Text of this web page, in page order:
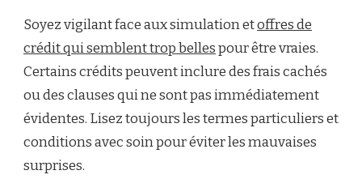
Soyez vigilant face aux simulation etoffres de
crédit qui semblent trop bellespour être vraies.
Certains crédits peuvent inclure des frais cachés
ou des clauses qui ne sont pas immédiatement
évidentes. Lisez toujours les termes particuliers et
conditions avec soin pour éviter les mauvaises
surprises.